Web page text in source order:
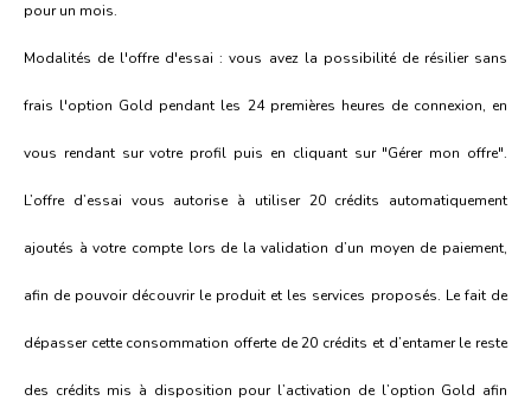
pour un mois.
Modalités de l'offre d'essai : vous avez la possibilité de résilier sans
frais l'option Gold pendant les 24 premières heures de connexion, en
vous rendant sur votre profil puis en cliquant sur "Gérer mon offre".
L’offre d’essai vous autorise à utiliser 20 crédits automatiquement
ajoutés à votre compte lors de la validation d’un moyen de paiement,
afin de pouvoir découvrir le produit et les services proposés. Le fait de
dépasser cette consommation offerte de 20 crédits et d’entamer le reste
des crédits mis à disposition pour l’activation de l’option Gold afin